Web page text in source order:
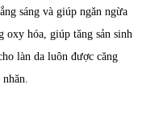
sáng và giúp ngăn ngừa
oxy hóa, giúp tăng sản sinh
làn da luôn được căng